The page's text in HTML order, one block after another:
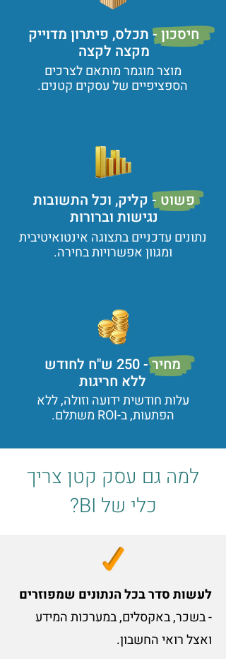
חיסכון - תכלס, פיתרון מדוייק
מקצה לקצה
מוצר מוגמר מותאם לצרכים
הספציפיים של עסקים קטנים.
פשוט - קליק, וכל התשובות
נגישות וברורות
נתונים עדכניים בתצוגה אינטואיטיבית
ומגוון אפשרויות בחירה.
מחיר - 250 ש"ח לחודש
ללא חריגות
עלות חודשית ידועה וזולה, ללא
הפתעות, ב-ROI משתלם.
למה גם עסק קטן צריך
כלי של BI?
לעשות סדר בכל הנתונים שמפוזרים
- בשכר, באקסלים, במערכות המידע
ואצל רואי החשבון.​